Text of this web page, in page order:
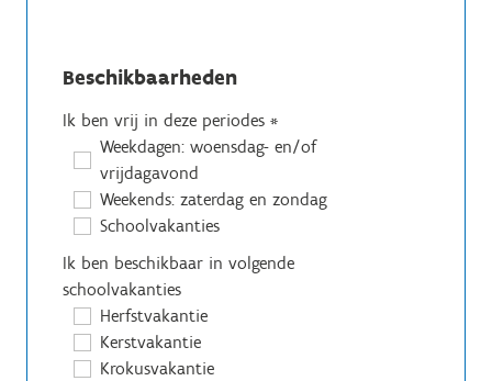
Beschikbaarheden
Ik ben vrij in deze periodes *
Weekdagen: woensdag- en/of
vrijdagavond
Weekends: zaterdag en zondag
Schoolvakanties
Ik ben beschikbaar in volgende
schoolvakanties
Herfstvakantie
Kerstvakantie
Krokusvakantie